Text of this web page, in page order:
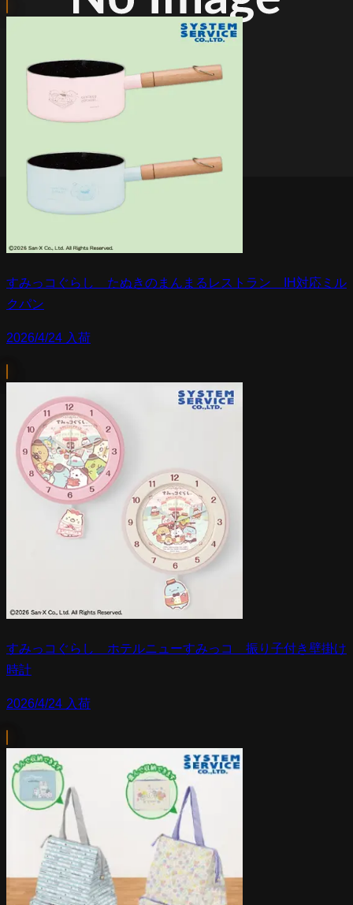
すみっコぐらし たぬきのまんまるレストラン IH対応ミル
クパン
2026/4/24 入荷
すみっコぐらし ホテルニューすみっコ 振り子付き壁掛け
時計
2026/4/24 入荷